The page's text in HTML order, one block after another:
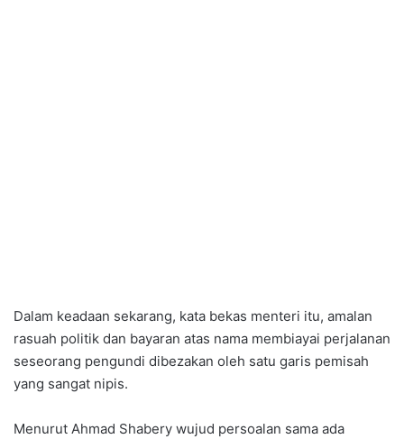
Dalam keadaan sekarang, kata bekas menteri itu, amalan
rasuah politik dan bayaran atas nama membiayai perjalanan
seseorang pengundi dibezakan oleh satu garis pemisah
yang sangat nipis.
Menurut Ahmad Shabery wujud persoalan sama ada